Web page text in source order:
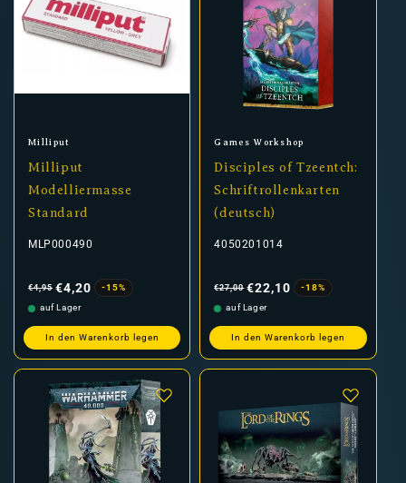
Anbieter:
Milliput
Milliput
Modelliermasse
Standard
MLP000490
Preis
€4,95 €4,20
-15%
auf Lager
In den Warenkorb legen
Anbieter:
Games Workshop
Disciples of Tzeentch:
Schriftrollenkarten
(deutsch)
4050201014
Preis
€27,00 €22,10
-18%
auf Lager
In den Warenkorb legen